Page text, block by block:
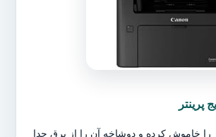
پرینتر
را خاموش کرده و دوشاخه آن را از برق جدا